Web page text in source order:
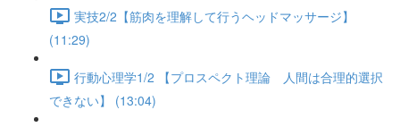
実技2/2【筋肉を理解して行うヘッドマッサージ】
(11:29)
行動心理学1/2 【プロスペクト理論 人間は合理的選択
できない】 (13:04)